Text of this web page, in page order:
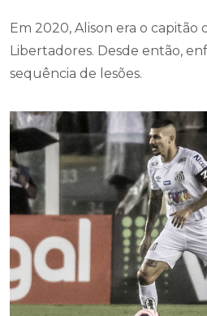
Em 2020, Alison era o capitão
Libertadores. Desde então,
sequência de lesões.